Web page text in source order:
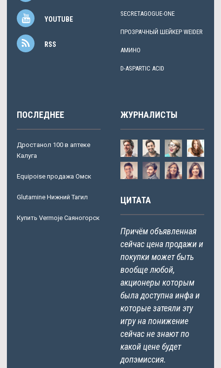
YOUTUBE
RSS
SECRETAGOGUE-ONE
ПРОЗРАЧНЫЙ ШЕЙКЕР WEIDER
АМИНО
D-ASPARTIC ACID
ПОСЛЕДНЕЕ
Дростанол 100 в аптеке
Калуга
Equipoise продажа Омск
Glutamine Нижний Тагил
Купить Vermoje Саяногорск
ЖУРНАЛИСТЫ
ЦИТАТА
Причём объявленная
сейчас цена продажи и
покупки может быть
вообще любой,
акционеры которым
была доступна инфа и
которые затеяли эту
игру на понижение
сейчас не знают по
какой цене будет
допэмиссия.